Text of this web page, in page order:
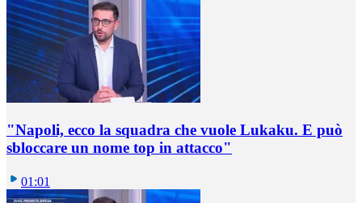
"Napoli, ecco la squadra che vuole Lukaku. E può
sbloccare un nome top in attacco"
01:01